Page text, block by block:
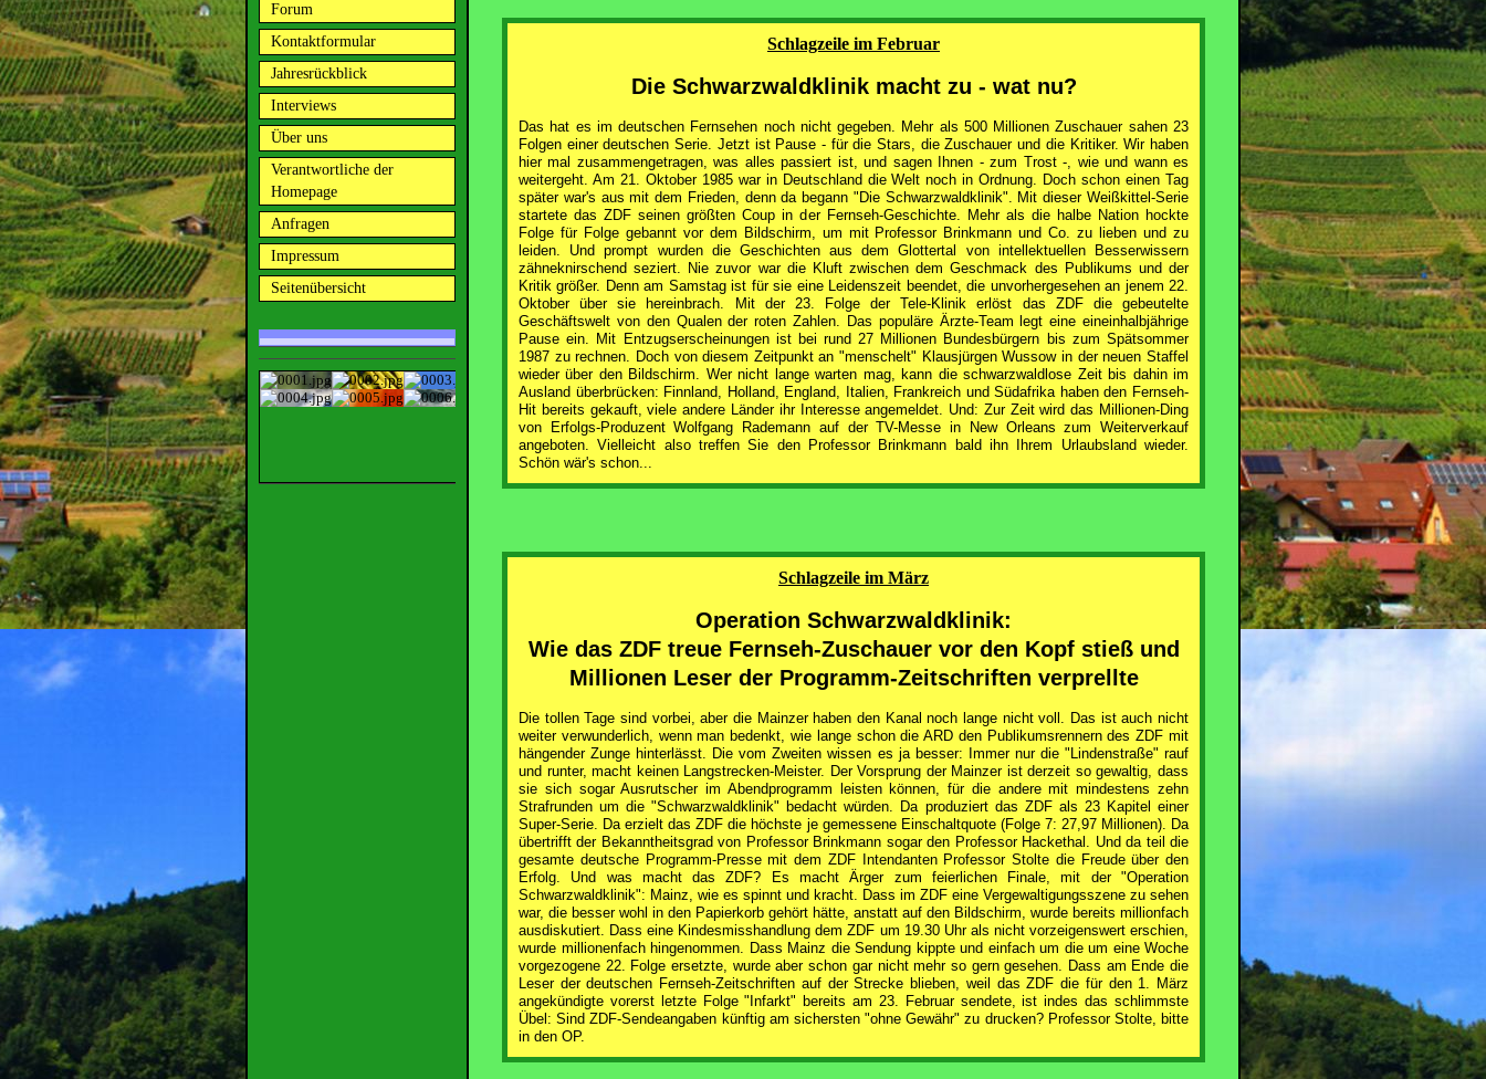
Forum
Kontaktformular
Jahresrückblick
Interviews
Über uns
Verantwortliche der
Homepage
Anfragen
Impressum
Seitenübersicht
Schlagzeile im Februar
Die Schwarzwaldklinik macht zu - wat nu?
Das hat es im deutschen Fernsehen noch nicht gegeben. Mehr als 500 Millionen Zuschauer sahen 23
Folgen einer deutschen Serie. Jetzt ist Pause - für die Stars, die Zuschauer und die Kritiker. Wir haben
hier mal zusammengetragen, was alles passiert ist, und sagen Ihnen - zum Trost -, wie und wann es
weitergeht. Am 21. Oktober 1985 war in Deutschland die Welt noch in Ordnung. Doch schon einen Tag
später war's aus mit dem Frieden, denn da begann "Die Schwarzwaldklinik". Mit dieser Weißkittel-Serie
startete das ZDF seinen größten Coup in der Fernseh-Geschichte. Mehr als die halbe Nation hockte
Folge für Folge gebannt vor dem Bildschirm, um mit Professor Brinkmann und Co. zu lieben und zu
leiden. Und prompt wurden die Geschichten aus dem Glottertal von intellektuellen Besserwissern
zähneknirschend seziert. Nie zuvor war die Kluft zwischen dem Geschmack des Publikums und der
Kritik größer. Denn am Samstag ist für sie eine Leidenszeit beendet, die unvorhergesehen an jenem 22.
Oktober über sie hereinbrach. Mit der 23. Folge der Tele-Klinik erlöst das ZDF die gebeutelte
Geschäftswelt von den Qualen der roten Zahlen. Das populäre Ärzte-Team legt eine eineinhalbjährige
Pause ein. Mit Entzugserscheinungen ist bei rund 27 Millionen Bundesbürgern bis zum Spätsommer
1987 zu rechnen. Doch von diesem Zeitpunkt an "menschelt" Klausjürgen Wussow in der neuen Staffel
wieder über den Bildschirm. Wer nicht lange warten mag, kann die schwarzwaldlose Zeit bis dahin im
Ausland überbrücken: Finnland, Holland, England, Italien, Frankreich und Südafrika haben den Fernseh-
Hit bereits gekauft, viele andere Länder ihr Interesse angemeldet. Und: Zur Zeit wird das Millionen-Ding
von Erfolgs-Produzent Wolfgang Rademann auf der TV-Messe in New Orleans zum Weiterverkauf
angeboten. Vielleicht also treffen Sie den Professor Brinkmann bald ihn Ihrem Urlaubsland wieder.
Schön wär's schon...
Schlagzeile im März
Operation Schwarzwaldklinik:
Wie das ZDF treue Fernseh-Zuschauer vor den Kopf stieß und
Millionen Leser der Programm-Zeitschriften verprellte
Die tollen Tage sind vorbei, aber die Mainzer haben den Kanal noch lange nicht voll. Das ist auch nicht
weiter verwunderlich, wenn man bedenkt, wie lange schon die ARD den Publikumsrennern des ZDF mit
hängender Zunge hinterlässt. Die vom Zweiten wissen es ja besser: Immer nur die "Lindenstraße" rauf
und runter, macht keinen Langstrecken-Meister. Der Vorsprung der Mainzer ist derzeit so gewaltig, dass
sie sich sogar Ausrutscher im Abendprogramm leisten können, für die andere mit mindestens zehn
Strafrunden um die "Schwarzwaldklinik" bedacht würden. Da produziert das ZDF als 23 Kapitel einer
Super-Serie. Da erzielt das ZDF die höchste je gemessene Einschaltquote (Folge 7: 27,97 Millionen). Da
übertrifft der Bekanntheitsgrad von Professor Brinkmann sogar den Professor Hackethal. Und da teil die
gesamte deutsche Programm-Presse mit dem ZDF Intendanten Professor Stolte die Freude über den
Erfolg. Und was macht das ZDF? Es macht Ärger zum feierlichen Finale, mit der "Operation
Schwarzwaldklinik": Mainz, wie es spinnt und kracht. Dass im ZDF eine Vergewaltigungsszene zu sehen
war, die besser wohl in den Papierkorb gehört hätte, anstatt auf den Bildschirm, wurde bereits millionfach
ausdiskutiert. Dass eine Kindesmisshandlung dem ZDF um 19.30 Uhr als nicht vorzeigenswert erschien,
wurde millionenfach hingenommen. Dass Mainz die Sendung kippte und einfach um die um eine Woche
vorgezogene 22. Folge ersetzte, wurde aber schon gar nicht mehr so gern gesehen. Dass am Ende die
Leser der deutschen Fernseh-Zeitschriften auf der Strecke blieben, weil das ZDF die für den 1. März
angekündigte vorerst letzte Folge "Infarkt" bereits am 23. Februar sendete, ist indes das schlimmste
Übel: Sind ZDF-Sendeangaben künftig am sichersten "ohne Gewähr" zu drucken? Professor Stolte, bitte
in den OP.